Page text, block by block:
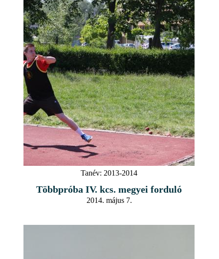
Tanév: 2013-2014
Többpróba IV. kcs. megyei forduló
2014. május 7.